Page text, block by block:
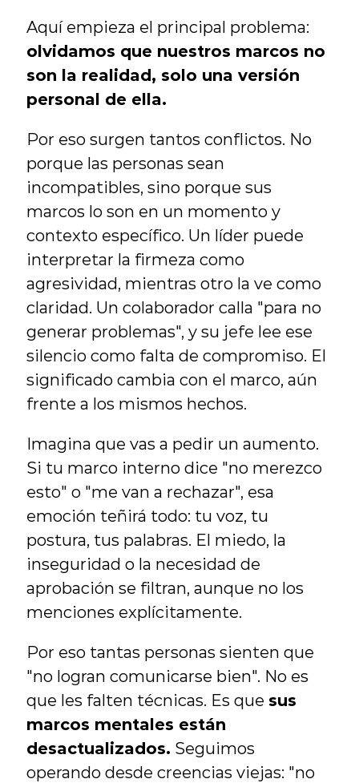
olvidamos que nuestros marcos no
son la realidad, solo una versión
personal de ella.
Por eso surgen tantos conflictos. No
porque las personas sean
incompatibles, sino porque sus
marcos lo son en un momento y
contexto específico. Un líder puede
interpretar la firmeza como
agresividad, mientras otro la ve como
claridad. Un colaborador calla "para no
generar problemas", y su jefe lee ese
silencio como falta de compromiso. El
significado cambia con el marco, aún
frente a los mismos hechos.
Imagina que vas a pedir un aumento.
Si tu marco interno dice "no merezco
esto" o "me van a rechazar", esa
emoción teñirá todo: tu voz, tu
postura, tus palabras. El miedo, la
inseguridad o la necesidad de
aprobación se filtran, aunque no los
menciones explícitamente.
Por eso tantas personas sienten que
"no logran comunicarse bien". No es
que les falten técnicas. Es que sus
marcos mentales están
desactualizados. Seguimos
operando desde creencias viejas: "no